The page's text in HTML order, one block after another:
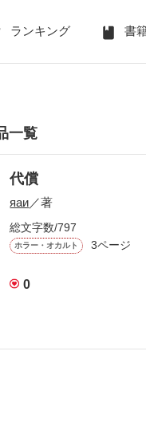
ランキング 書
一覧
代償
яаи／著
総文字数/797
ホラー・オカルト 3ページ
0